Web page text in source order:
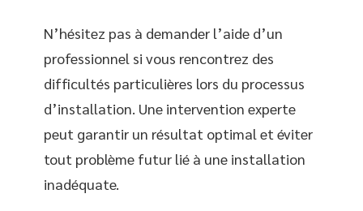
N’hésitez pas à demander l’aide d’un
professionnel si vous rencontrez des
difficultés particulières lors du processus
d’installation. Une intervention experte
peut garantir un résultat optimal et éviter
tout problème futur lié à une installation
inadéquate.